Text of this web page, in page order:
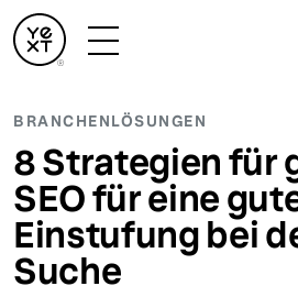
BRANCHENLÖSUNGEN
8 Strategien für
SEO für eine
Einstufung bei
Suche